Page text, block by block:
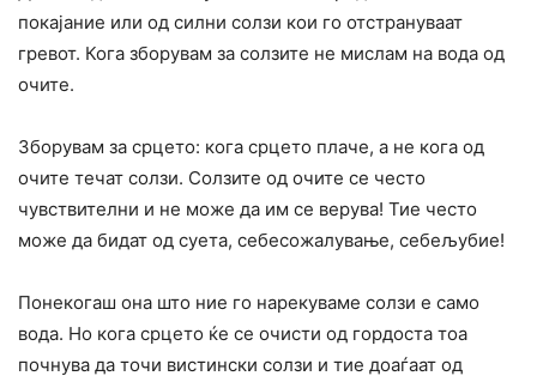
покајание или од силни солзи кои го отстрануваат
гревот. Кога зборувам за солзите не мислам на вода од
очите.
Зборувам за срцето: кога срцето плаче, а не кога од
очите течат солзи. Солзите од очите се често
чувствителни и не може да им се верува! Тие често
може да бидат од суета, себесожалување, себељубие!
Понекогаш она што ние го нарекуваме солзи е само
вода. Но кога срцето ќе се очисти од гордоста тоа
почнува да точи вистински солзи и тие доаѓаат од